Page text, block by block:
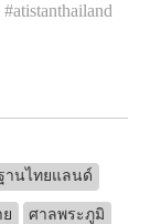
านไทยแลนด์
ศาลพระภูมิ